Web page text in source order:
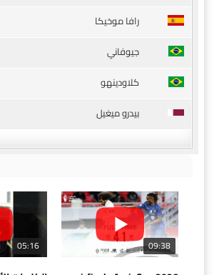
رافا موخيكا
جيوفاني
كلاودينهو
بيدرو ميغيل
05:16 09:38